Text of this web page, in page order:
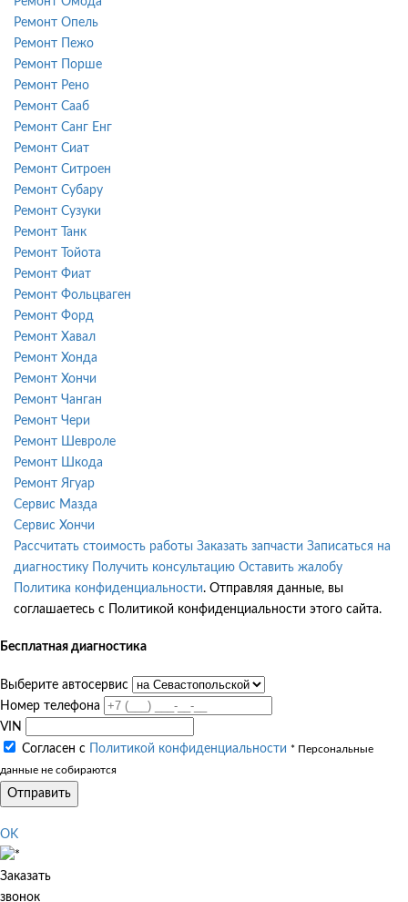
Ремонт Опель
Ремонт Пежо
Ремонт Порше
Ремонт Рено
Ремонт Сааб
Ремонт Санг Енг
Ремонт Сиат
Ремонт Ситроен
Ремонт Субару
Ремонт Сузуки
Ремонт Танк
Ремонт Тойота
Ремонт Фиат
Ремонт Фольцваген
Ремонт Форд
Ремонт Хавал
Ремонт Хонда
Ремонт Хончи
Ремонт Чанган
Ремонт Чери
Ремонт Шевроле
Ремонт Шкода
Ремонт Ягуар
Сервис Мазда
Сервис Хончи
Рассчитать стоимость работы Заказать запчасти Записаться на
диагностику
Получить консультацию Оставить жалобу
Политика конфиденциальности. Отправляя данные, вы
соглашаетесь с Политикой конфиденциальности этого сайта.
Бесплатная диагностика
Выберите автосервис
Номер телефона
VIN
Согласен с
Политикой конфиденциальности * Персональные
данные не собираются
Отправить
OK
Заказать
звонок